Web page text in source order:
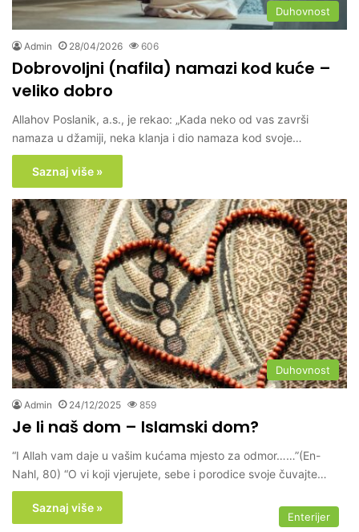
Duhovnost
Admin 28/04/2026 606
Dobrovoljni (nafila) namazi kod kuće –
veliko dobro
Allahov Poslanik, a.s., je rekao: „Kada neko od vas završi
namaza u džamiji, neka klanja i dio namaza kod svoje…
Saznaj više »
Duhovnost
Admin 24/12/2025 859
Je li naš dom – Islamski dom?
“I Allah vam daje u vašim kućama mjesto za odmor……”(En-
Nahl, 80) “O vi koji vjerujete, sebe i porodice svoje čuvajte…
Saznaj više »
Enterijer